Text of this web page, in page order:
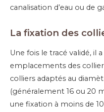
canalisation d’eau ou de
La fixation des
Une fois le tracé validé, il
emplacements des
colliers adaptés au
(généralement 16 ou 20
une fixation à moins de